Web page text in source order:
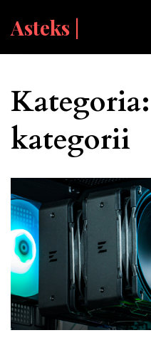
Asteks |
kategorii